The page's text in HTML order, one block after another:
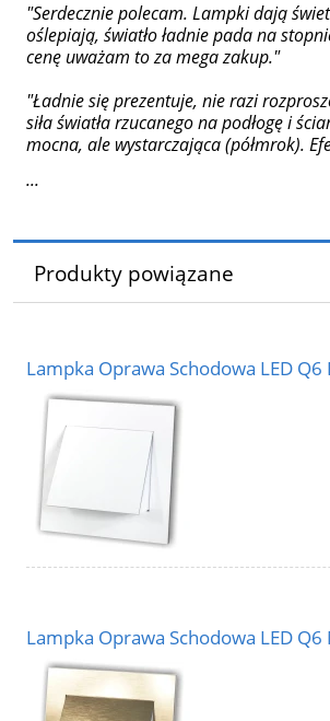
"Serdecznie polecam. Lampki dają
oślepiają, światło ładnie pada na
cenę uważam to za mega zakup."
"Ładnie się prezentuje, nie razi
siła światła rzucanego na podłogę i
mocna, ale wystarczająca (półmrok).
...
Produkty powiązane
Lampka Oprawa Schodowa LED Q6
Lampka Oprawa Schodowa LED Q6